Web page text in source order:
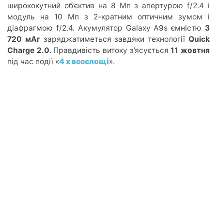
ширококутний об’єктив на 8 Мп з апертурою f/2.4 і
модуль на 10 Мп з 2-кратним оптичним зумом і
діафрагмою f/2.4. Акумулятор Galaxy A9s ємністю 3
720 мАгзаряджатиметься завдяки технологіїQuick
Charge 2.0. Правдивість витоку з’ясується11 жовтня
під час події «4 х веселощі».